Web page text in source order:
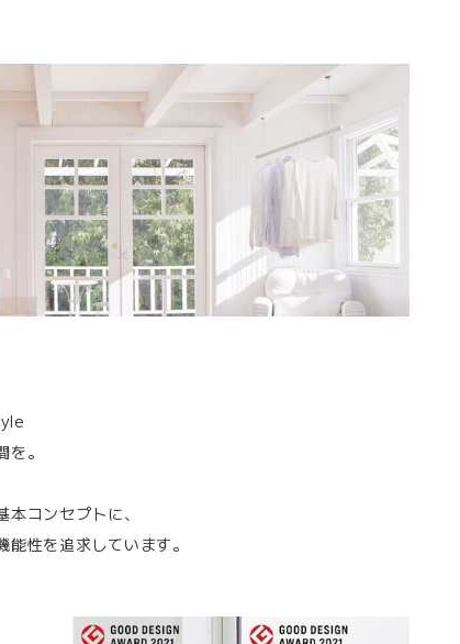
。
コンセプトに、
性を追求しています。